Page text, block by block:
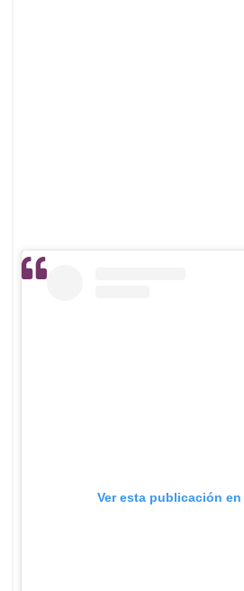
Ver esta publicación